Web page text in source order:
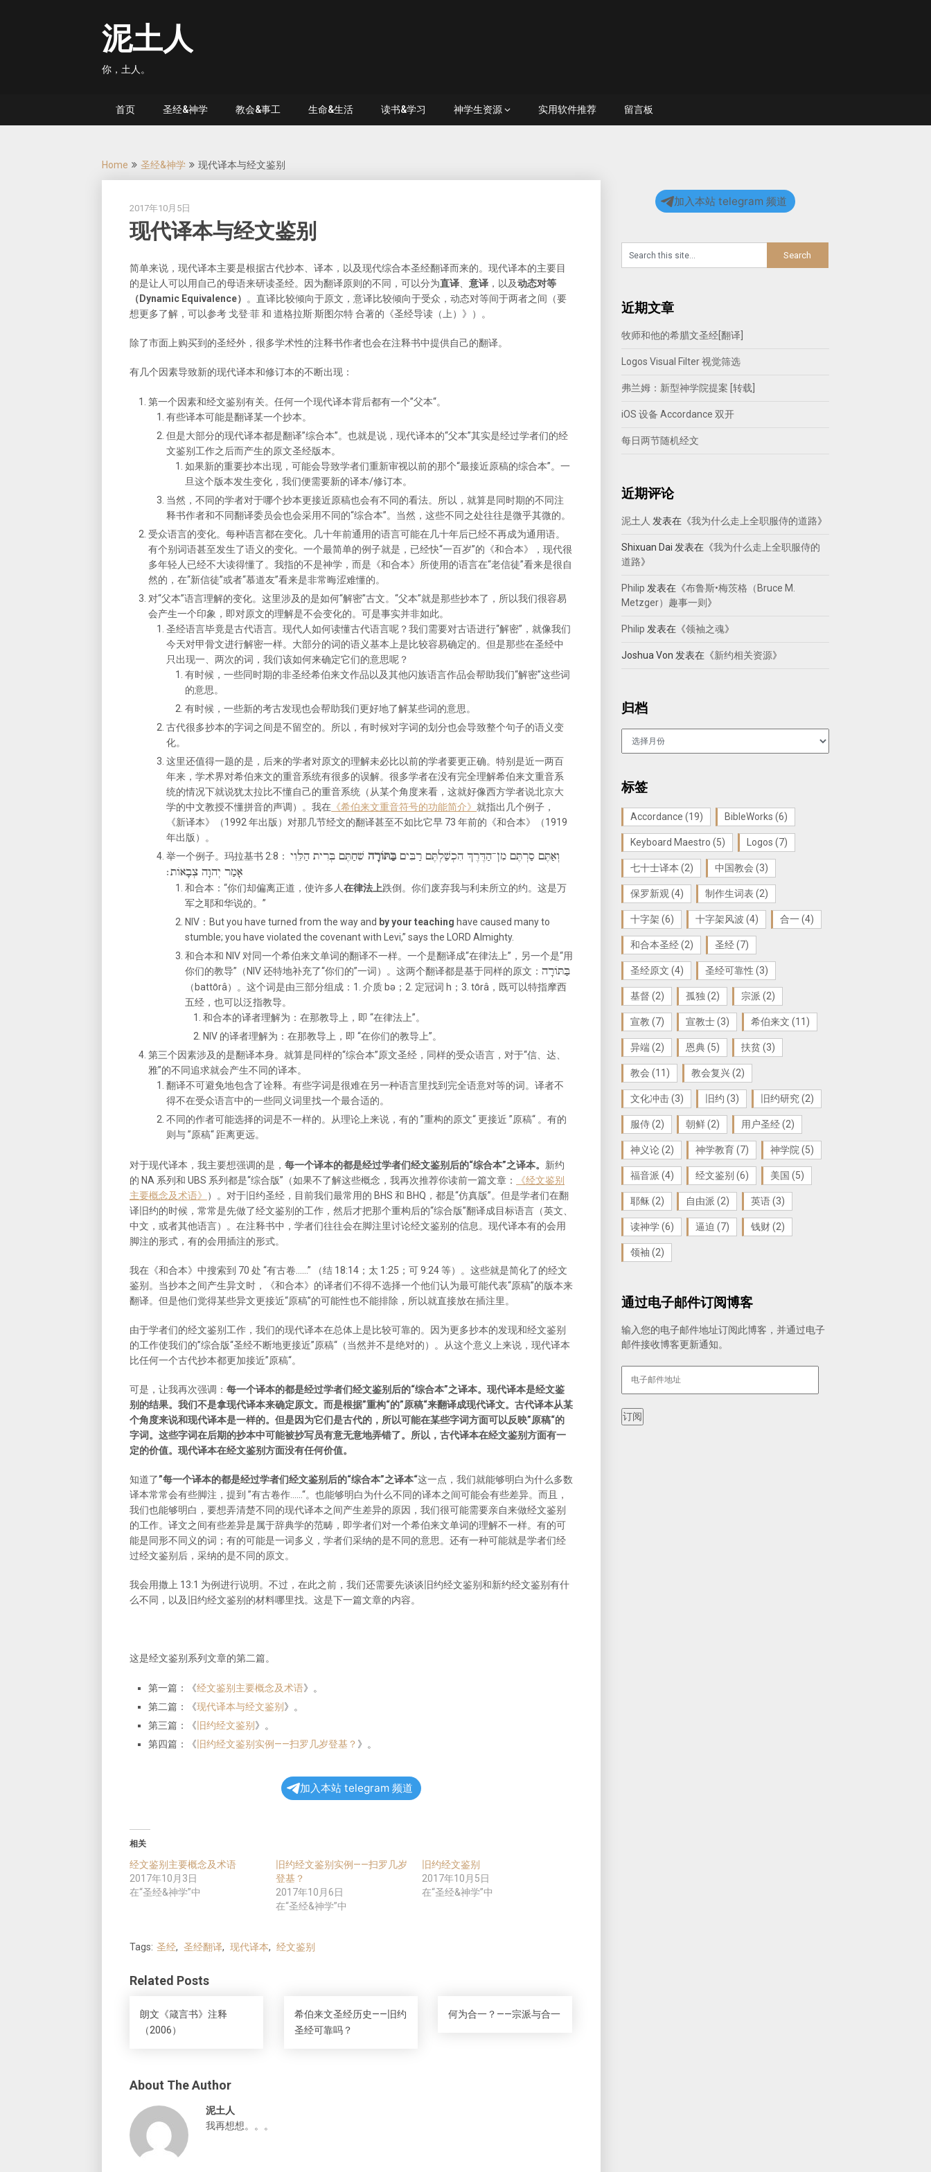
泥土人
你，土人。
首页 圣经&神学 教会&事工 生命&生活 读书&学习 神学生资源 实用软件推荐 留言板
Home 圣经&神学 现代译本与经文鉴别
2017年10月5日
现代译本与经文鉴别
简单来说，现代译本主要是根据古代抄本、译本，以及现代综合本圣经翻译而来的。现代译本的主要目
的是让人可以用自己的母语来研读圣经。因为翻译原则的不同，可以分为直译 意译 ，以及动态对等
（Dynamic Equivalence）
。直译比较倾向于原文，意译比较倾向于受众，动态对等间于两者之间（要
想更多了解，可以参考 戈登·菲 和 道格拉斯·斯图尔特 合著的《圣经导读（上）》）。
除了市面上购买到的圣经外，很多学术性的注释书作者也会在注释书中提供自己的翻译。
有几个因素导致新的现代译本和修订本的不断出现：
第一个因素和经文鉴别有关。任何一个现代译本背后都有一个”父本“。
有些译本可能是翻译某一个抄本。
但是大部分的现代译本都是翻译”综合本”。也就是说，现代译本的“父本”其实是经过学者们的经
文鉴别工作之后而产生的原文圣经版本。
如果新的重要抄本出现，可能会导致学者们重新审视以前的那个“最接近原稿的综合本”。一
旦这个版本发生变化，我们便需要新的译本/修订本。
当然，不同的学者对于哪个抄本更接近原稿也会有不同的看法。所以，就算是同时期的不同注
释书作者和不同翻译委员会也会采用不同的“综合本”。当然，这些不同之处往往是微乎其微的。
受众语言的变化。每种语言都在变化。几十年前通用的语言可能在几十年后已经不再成为通用语。
有个别词语甚至发生了语义的变化。一个最简单的例子就是，已经快“一百岁”的《和合本》，现代很
多年轻人已经不大读得懂了。我指的不是神学，而是《和合本》所使用的语言在“老信徒”看来是很自
然的，在“新信徒”或者“慕道友”看来是非常晦涩难懂的。
对“父本”语言理解的变化。这里涉及的是如何“解密”古文。“父本”就是那些抄本了，所以我们很容易
会产生一个印象，即对原文的理解是不会变化的。可是事实并非如此。
圣经语言毕竟是古代语言。现代人如何读懂古代语言呢？我们需要对古语进行“解密”，就像我们
今天对甲骨文进行解密一样。大部分的词的语义基本上是比较容易确定的。但是那些在圣经中
只出现一、两次的词，我们该如何来确定它们的意思呢？
有时候，一些同时期的非圣经希伯来文作品以及其他闪族语言作品会帮助我们“解密”这些词
的意思。
有时候，一些新的考古发现也会帮助我们更好地了解某些词的意思。
古代很多抄本的字词之间是不留空的。所以，有时候对字词的划分也会导致整个句子的语义变
化。
这里还值得一题的是，后来的学者对原文的理解未必比以前的学者要更正确。特别是近一两百
年来，学术界对希伯来文的重音系统有很多的误解。很多学者在没有完全理解希伯来文重音系
统的情况下就说犹太拉比不懂自己的重音系统（从某个角度来看，这就好像西方学者说北京大
学的中文教授不懂拼音的声调）。我在 《希伯来文重音符号的功能简介》就指出几个例子，
《新译本》（1992 年出版）对那几节经文的翻译甚至不如比它早 73 年前的《和合本》（1919
年出版）。
举一个例子。玛拉基书 2:8：‎
וְאַתֶּם סַרְתֶּם מִן־הַדֶּרֶךְ הִכְשַׁלְתֶּם רַבִּיםבַּתּוֹרָהשִׁחַתֶּם בְּרִית הַלֵּוִי
אָמַר יְהוָה צְבָאוֹת׃
和合本：“你们却偏离正道，使许多人在律法上跌倒。你们废弃我与利未所立的约。这是万
军之耶和华说的。”
NIV：But you have turned from the way and by your teaching have caused many to
stumble; you have violated the covenant with Levi,” says the LORD Almighty.
和合本和 NIV 对同一个希伯来文单词的翻译不一样。一个是翻译成“在律法上”，另一个是“用
你们的教导”（NIV 还特地补充了“你们的”一词）。这两个翻译都是基于同样的原文： בַּתּוֹרָה
（battȏrâ）。这个词是由三部分组成：1. 介质 bǝ；2. 定冠词 h；3. tȏrâ，既可以特指摩西
五经，也可以泛指教导。
和合本的译者理解为：在那教导上，即 “在律法上”。
NIV 的译者理解为：在那教导上，即 “在你们的教导上”。
第三个因素涉及的是翻译本身。就算是同样的“综合本”原文圣经，同样的受众语言，对于“信、达、
雅”的不同追求就会产生不同的译本。
翻译不可避免地包含了诠释。有些字词是很难在另一种语言里找到完全语意对等的词。译者不
得不在受众语言中的一些同义词里找一个最合适的。
不同的作者可能选择的词是不一样的。从理论上来说，有的 ”重构的原文“ 更接近 ”原稿“ 。有的
则与 ”原稿“ 距离更远。
对于现代译本，我主要想强调的是， 每一个译本的都是经过学者们经文鉴别后的“综合本”之译本。 新约
的 NA 系列和 UBS 系列都是“综合版”（如果不了解这些概念，我再次推荐你读前一篇文章：
《经文鉴别
主要概念及术语》
）。对于旧约圣经，目前我们最常用的 BHS 和 BHQ，都是“仿真版”。但是学者们在翻
译旧约的时候，常常是先做了经文鉴别的工作，然后才把那个重构后的“综合版”翻译成目标语言（英文、
中文，或者其他语言）。在注释书中，学者们往往会在脚注里讨论经文鉴别的信息。现代译本有的会用
脚注的形式，有的会用插注的形式。
我在《和合本》中搜索到 70 处 “有古卷……” （结 18:14；太 1:25；可 9:24 等）。这些就是简化了的经文
鉴别。当抄本之间产生异文时，《和合本》的译者们不得不选择一个他们认为最可能代表“原稿”的版本来
翻译。但是他们觉得某些异文更接近“原稿”的可能性也不能排除，所以就直接放在插注里。
由于学者们的经文鉴别工作，我们的现代译本在总体上是比较可靠的。因为更多抄本的发现和经文鉴别
的工作使我们的”综合版“圣经不断地更接近”原稿“（当然并不是绝对的）。从这个意义上来说，现代译本
比任何一个古代抄本都更加接近”原稿“。
可是，让我再次强调： 每一个译本的都是经过学者们经文鉴别后的“综合本”之译本。现代译本是经文鉴
别的结果。我们不是拿现代译本来确定原文。而是根据”重构“的”原稿“来翻译成现代译文。古代译本从某
个角度来说和现代译本是一样的。但是因为它们是古代的，所以可能在某些字词方面可以反映”原稿“的
字词。这些字词在后期的抄本中可能被抄写员有意无意地弄错了。所以，古代译本在经文鉴别方面有一
定的价值。现代译本在经文鉴别方面没有任何价值。
知道了”每一个译本的都是经过学者们经文鉴别后的“综合本”之译本“这一点，我们就能够明白为什么多数
译本常常会有些脚注，提到 ”有古卷作……“。也能够明白为什么不同的译本之间可能会有些差异。而且，
我们也能够明白，要想弄清楚不同的现代译本之间产生差异的原因，我们很可能需要亲自来做经文鉴别
的工作。译文之间有些差异是属于辞典学的范畴，即学者们对一个希伯来文单词的理解不一样。有的可
能是同形不同义的词；有的可能是一词多义，学者们采纳的是不同的意思。还有一种可能就是学者们经
过经文鉴别后，采纳的是不同的原文。
我会用撒上 13:1 为例进行说明。不过，在此之前，我们还需要先谈谈旧约经文鉴别和新约经文鉴别有什
么不同，以及旧约经文鉴别的材料哪里找。这是下一篇文章的内容。
这是经文鉴别系列文章的第二篇。
第一篇：《经文鉴别主要概念及术语》。
第二篇：《现代译本与经文鉴别 》。
第三篇：《 旧约经文鉴别 》。
第四篇：《 旧约经文鉴别实例——扫罗几岁登基？ 》。
加入本站 telegram 频道
相关
经文鉴别主要概念及术语
2017年10月3日
在“圣经&神学”中
旧约经文鉴别实例——扫罗几岁
登基？
2017年10月6日
在“圣经&神学”中
旧约经文鉴别
2017年10月5日
在“圣经&神学”中
Tags: 圣经, 圣经翻译, 现代译本, 经文鉴别
Related Posts
朗文《箴言书》注释
（2006）
希伯来文圣经历史——旧约
圣经可靠吗？
何为合一？——宗派与合一
About The Author
泥土人
我再想想。。。
加入本站 telegram 频道
近期文章
牧师和他的希腊文圣经[翻译]
Logos Visual Filter 视觉筛选
弗兰姆：新型神学院提案 [转载]
iOS 设备 Accordance 双开
每日两节随机经文
近期评论
泥土人 发表在《我为什么走上全职服侍的道路》
Shixuan Dai 发表在《我为什么走上全职服侍的
道路》
Philip 发表在《布鲁斯•梅茨格（Bruce M.
Metzger）趣事一则 》
Philip 发表在《领袖之魂》
Joshua Von 发表在《新约相关资源》
归档
标签
Accordance (19) BibleWorks (6)
Keyboard Maestro (5) Logos (7)
七十士译本 (2) 中国教会 (3)
保罗新观 (4) 制作生词表 (2)
十字架 (6) 十字架风波 (4) 合一(4)
和合本圣经(2) 圣经(7)
圣经原文 (4) 圣经可靠性 (3)
基督 (2) 孤独 (2) 宗派 (2)
宣教 (7) 宣教士(3) 希伯来文 (11)
异端(2) 恩典(5) 扶贫 (3)
教会 (11) 教会复兴(2)
文化冲击(3) 旧约 (3) 旧约研究(2)
服侍(2) 朝鲜(2) 用户圣经(2)
神义论(2) 神学教育(7) 神学院 (5)
福音派 (4) 经文鉴别 (6) 美国 (5)
耶稣 (2) 自由派 (2) 英语(3)
读神学(6) 逼迫 (7) 钱财(2)
领袖 (2)
通过电子邮件订阅博客
输入您的电子邮件地址订阅此博客，并通过电子
邮件接收博客更新通知。
件
订阅